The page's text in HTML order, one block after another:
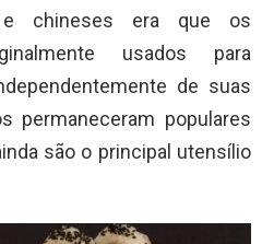
e chineses era que os
usados para
de suas
permaneceram populares
são o principal utensílio